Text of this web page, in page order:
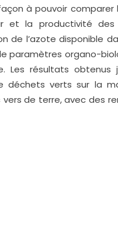
à pouvoir
et la productivité
de l’azote disponible
paramètres organo-
Les résultats obtenus
déchets verts sur la
de terre, avec des